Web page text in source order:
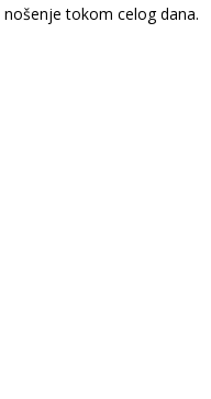
tokom celog dana.